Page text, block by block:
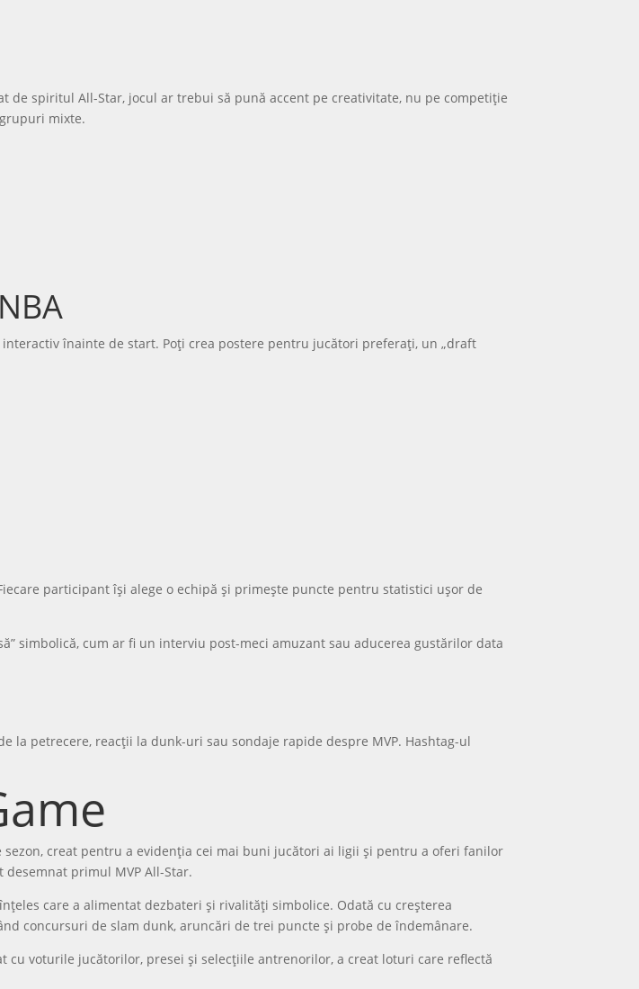
de spiritul All-Star, jocul ar trebui să pună accent pe creativitate, nu pe competiție
mixte.
înainte de start. Poți crea postere pentru jucători preferați, un „draft
participant își alege o echipă și primește puncte pentru statistici ușor de
simbolică, cum ar fi un interviu post-meci amuzant sau aducerea gustărilor data
la petrecere, reacții la dunk-uri sau sondaje rapide despre MVP. Hashtag-ul
creat pentru a evidenția cei mai buni jucători ai ligii și pentru a oferi fanilor
primul MVP All-Star.
care a alimentat dezbateri și rivalități simbolice. Odată cu creșterea
concursuri de slam dunk, aruncări de trei puncte și probe de îndemânare.
voturile jucătorilor, presei și selecțiile antrenorilor, a creat loturi care reflectă